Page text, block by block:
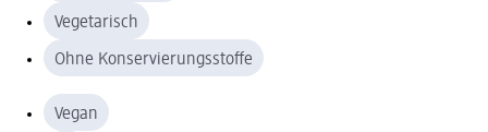
Vegetarisch
Ohne Konservierungsstoffe
Vegan